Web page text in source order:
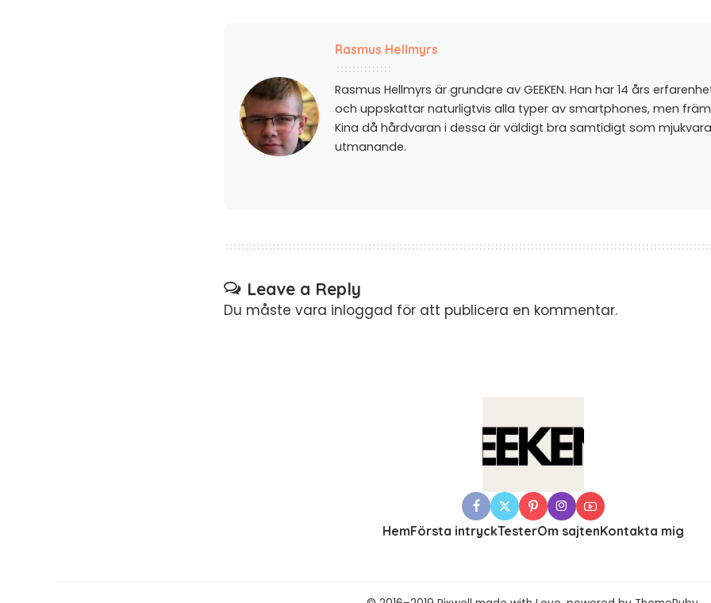
Rasmus Hellmyrs
Rasmus Hellmyrs är grundare av GEEKEN. Han har 14 års
och uppskattar naturligtvis alla typer av smartphones, men
Kina då hårdvaran i dessa är väldigt bra samtidigt som
utmanande.
Leave a Reply
Du måste vara inloggad för att publicera en kommentar.
HemFörsta intryckTesterOm sajtenKontakta mig